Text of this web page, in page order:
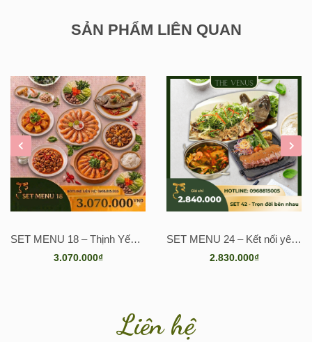
Món tráng miệng từ trái cây nhập khẩu tươi mát,
📌Địa chỉ: 4K/5A Bùi Hữu Nghĩa, Phường Bửu Hòa, TP. Biên
Hòa
📞 Hotline đặt tiệc: 0968 815 005 – 0888 422 525
SẢN PHẨM LIÊN QUAN
SET MENU 18 – Thịnh Yến Phú Quý
3.070.000₫
SET MENU 24 – Kết nối yêu thương
2.830.000₫
Liên hệ